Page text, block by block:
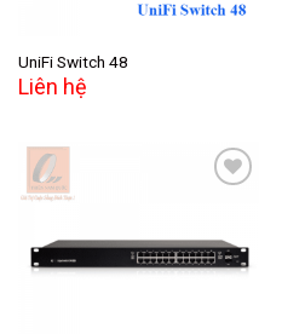
UniFi Switch 48
Liên hệ
Add to
wishlist